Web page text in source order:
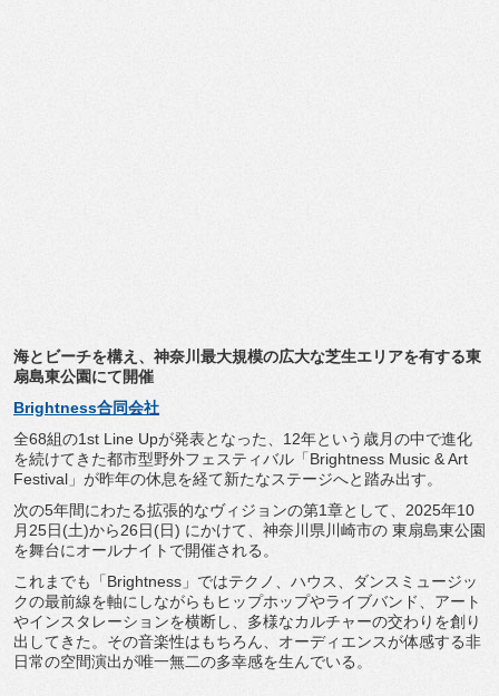
海とビーチを構え、 神奈川最大規模の広大な芝生エリアを有する東
扇島東公園にて開催
Brightness合同会社
全68組の1st Line Upが発表となった、 12年という歳月の中で進化
を続けてきた都市型野外フェスティバル「Brightness Music & Art
Festival」 が昨年の休息を経て新たなステージへと踏み出す。
次の5年間にわたる拡張的なヴィジョンの第1章として、 2025年10
月25日(土)から26日(日) にかけて、神奈川県川崎市の 東扇島東公園
を舞台にオールナイトで開催される。
これまでも「Brightness」ではテクノ、ハウス、
ダンスミュージッ
クの最前線を軸にしながらもヒップホップやライブバンド、アート
やインスタレーションを横断し、 多様なカルチャーの交わりを創り
出してきた。 その音楽性はもちろん、 オーディエンスが体感する非
日常の空間演出が唯一無二の多幸感を生んでいる。